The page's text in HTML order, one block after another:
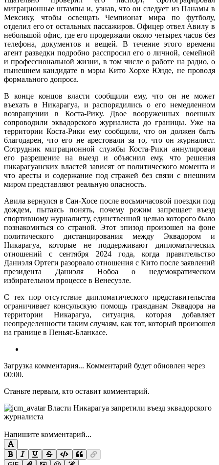
миграционные штампы и, узнав, что он следует из Панамы в
Мексику, чтобы освещать Чемпионат мира по футболу,
отделил его от остальных пассажиров. Офицер отвел Авилу в
небольшой офис, где его продержали около четырех часов без
телефона, документов и вещей. В течение этого времени
агент разведки подробно расспросил его о личной, семейной
и профессиональной жизни, в том числе о работе на радио, о
нынешнем кандидате в мэры Кито Хорхе Юнде, не проводя
формального допроса.
В конце концов власти сообщили ему, что он не может
въехать в Никарагуа, и распорядились о его немедленном
возвращении в Коста-Рику. Двое вооруженных военных
сопроводили эквадорского журналиста до границы. Уже на
территории Коста-Рики ему сообщили, что он должен быть
благодарен, что его не арестовали за то, что он журналист.
Сотрудник миграционной службы Коста-Рики аннулировал
его разрешение на выезд и объяснил ему, что решения
никарагуанских властей зависят от политического момента и
что аресты и содержание под стражей без связи с внешним
миром представляют реальную опасность.
Авила вернулся в Сан-Хосе после восьмичасовой поездки под
дождем, пытаясь понять, почему режим запрещает въезд
спортивному журналисту, единственной целью которого было
познакомиться со страной. Этот эпизод произошел на фоне
политического дистанцирования между Эквадором и
Никарагуа, которые не поддерживают дипломатических
отношений с сентября 2024 года, когда правительство
Даниэля Ортеги разорвало отношения с Кито после заявлений
президента Даниэля Нобоа о недемократическом
избирательном процессе в Венесуэле.
С тех пор отсутствие дипломатического представительства
ограничивает консульскую помощь гражданам Эквадора на
территории Никарагуа, ситуация, которая добавляет
неопределенности таким случаям, как тот, который произошел
на границе в Пеньяс-Бланкасе.
Загрузка комментария... Комментарий будет обновлен через
00:00.
Станьте первым, кто оставит комментарий.
Напишите комментарий...